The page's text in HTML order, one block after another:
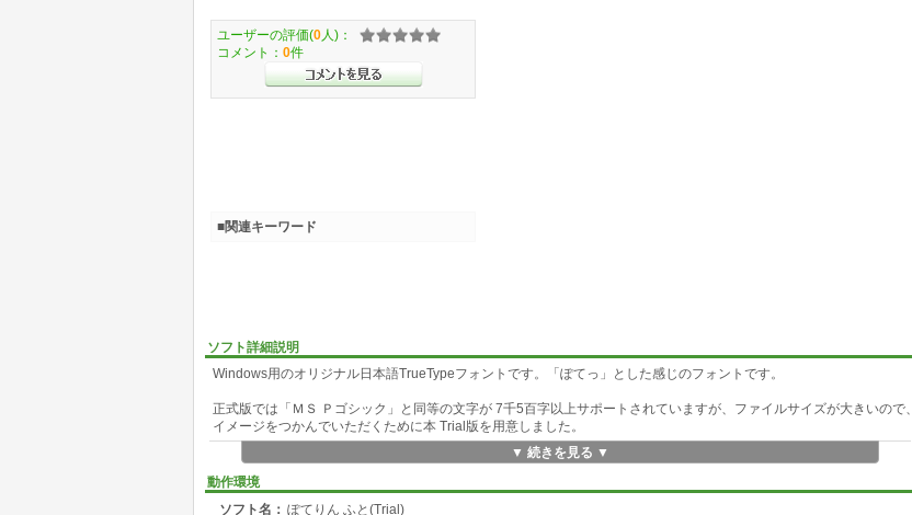
ソフト詳細説明
Windows用のオリジナル日本語TrueTypeフォントです。「ぽてっ」とした感じのフォントです。
正式版では「ＭＳ Ｐゴシック」と同等の文字が 7千5百字以上サポートされていますが、ファイルサイズが大きいので、
イメージをつかんでいただくために本 Trial版を用意しました。
Trial版では正式版から 500字程度をそのまま抜き出して収録しています。
※ Version 1.33は「ぽてりん ふと」の初版です。
▼ 続きを見る ▼
動作環境
ソフト名： ぽてりん ふと(Trial)
ユーザーの評価(0 人)：
コメント： 0件
■関連キーワード